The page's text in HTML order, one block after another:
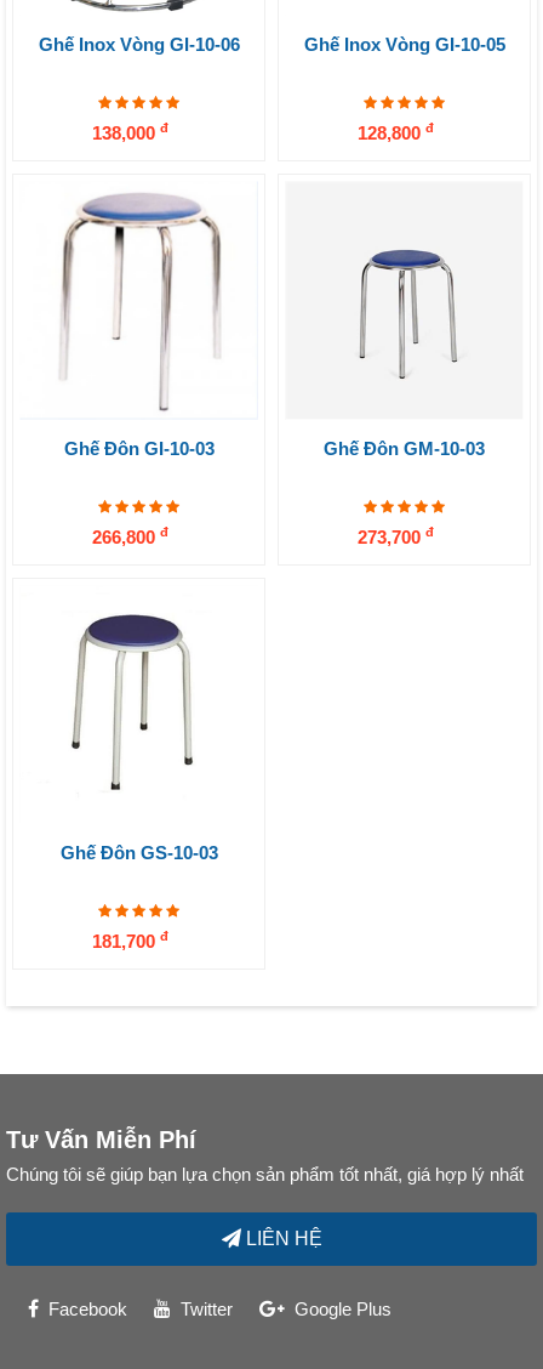
Ghế Inox Vòng GI-10-06
138,000 đ
Ghế Inox Vòng GI-10-05
128,800 đ
Ghế Đôn GI-10-03
266,800 đ
Ghế Đôn GM-10-03
273,700 đ
Ghế Đôn GS-10-03
181,700 đ
Tư Vấn Miễn Phí
Chúng tôi sẽ giúp bạn lựa chọn sản phẩm tốt nhất, giá hợp lý nhất
LIÊN HỆ
Facebook Twitter Google Plus